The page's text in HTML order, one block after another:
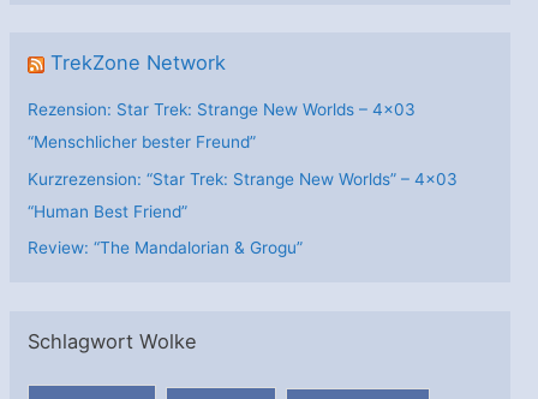
TrekZone Network
Rezension: Star Trek: Strange New Worlds – 4×03
“Menschlicher bester Freund”
Kurzrezension: “Star Trek: Strange New Worlds” – 4×03
“Human Best Friend”
Review: “The Mandalorian & Grogu”
Schlagwort Wolke